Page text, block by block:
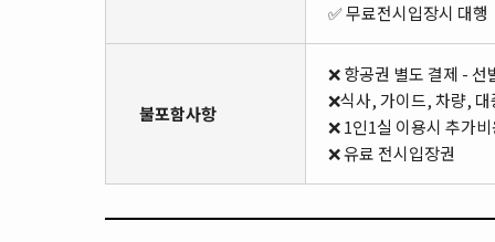
✅ 무료전시입장시 대행
불포함사항
❌ 항공권 별도 결제 - 선
❌식사, 가이드, 차량,
❌ 1인1실 이용시 추가
❌ 유료 전시입장권